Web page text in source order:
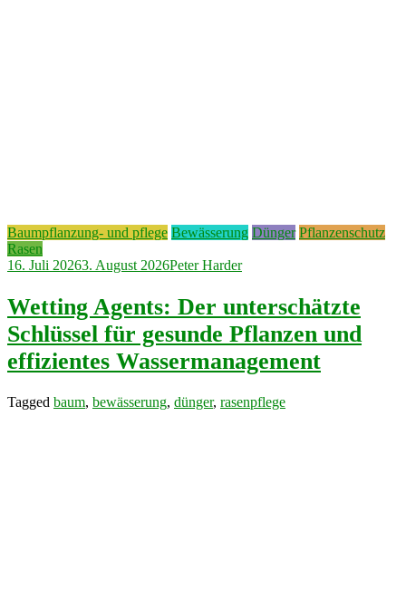
Baumpflanzung- und pflege Bewässerung Dünger Pflanzenschutz
Rasen
16. Juli 20263. August 2026Peter Harder
Wetting Agents: Der unterschätzte
Schlüssel für gesunde Pflanzen und
effizientes Wassermanagement
Tagged baum, bewässerung, dünger, rasenpflege